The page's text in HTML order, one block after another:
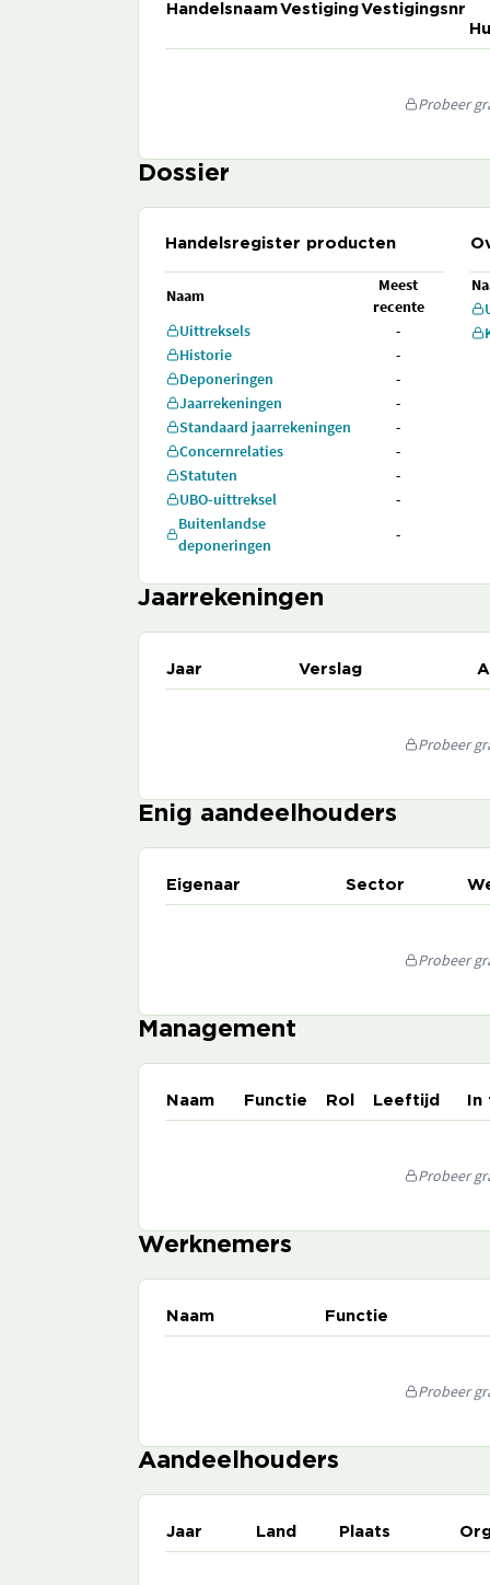
HandelsnaamVestigingVestigingsnr
Probeer
Dossier
Handelsregister producten
Naam
Meest
recente
Uittreksels
-
Historie
-
Deponeringen
-
Jaarrekeningen
-
Standaard jaarrekeningen
-
Concernrelaties
-
Statuten
-
UBO-uittreksel
-
Buitenlandse
deponeringen
-
Jaarrekeningen
Jaar Verslag
Probeer
Enig aandeelhouders
Eigenaar Sector
Probeer
Management
Naam Functie Rol Leeftijd
Probeer
Werknemers
Naam Functie
Probeer
Aandeelhouders
Jaar Land Plaats